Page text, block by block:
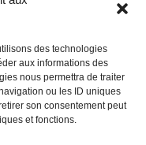
des technologies
aux informations des
nous permettra de traiter
ou les ID uniques
son consentement peut
et fonctions.